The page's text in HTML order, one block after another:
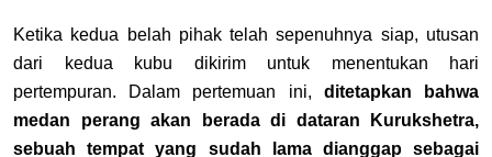
Ketika kedua belah pihak telah sepenuhnya siap, utusan
dari kedua kubu dikirim untuk menentukan hari
pertempuran. Dalam pertemuan ini, ditetapkan bahwa
medan perang akan berada di dataran Kurukshetra,
sebuah tempat yang sudah lama dianggap sebagai